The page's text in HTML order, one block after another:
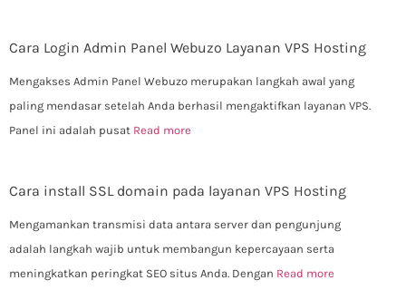
Cara Login Admin Panel Webuzo Layanan VPS Hosting
Mengakses Admin Panel Webuzo merupakan langkah awal yang
paling mendasar setelah Anda berhasil mengaktifkan layanan VPS.
Panel ini adalah pusat Read more
Cara install SSL domain pada layanan VPS Hosting
Mengamankan transmisi data antara server dan pengunjung
adalah langkah wajib untuk membangun kepercayaan serta
meningkatkan peringkat SEO situs Anda. Dengan Read more